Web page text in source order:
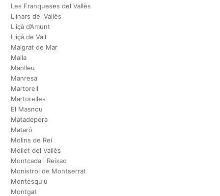
Les Franqueses del Vallès
Llinars del Vallès
Lliçà d’Amunt
Lliçà de Vall
Malgrat de Mar
Malla
Manlleu
Manresa
Martorell
Martorelles
El Masnou
Matadepera
Mataró
Molins de Rei
Mollet del Vallès
Montcada i Reixac
Monistrol de Montserrat
Montesquiu
Montgat